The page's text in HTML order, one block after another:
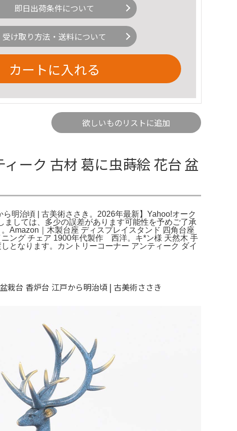
即日出荷条件について
受け取り方法・送料について
カートに入れる
欲しいものリストに追加
ーク 古材 葛に虫蒔絵 花台 盆
明治頃 | 古美術ささき。2026年最新】Yahoo!オーク
しては、多少の誤差があります可能性を予めご了承
Amazon｜木製台座 ディスプレイスタンド 四角台座
ング チェア 1900年代製作 西洋。キ*ン様 天然木 手
となります。カントリーコーナー アンティーク ダイ